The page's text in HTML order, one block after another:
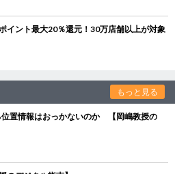
イント最大20％還元！30万店舗以上が対象
もっと見る
位置情報はおっかないのか 【岡嶋教授の